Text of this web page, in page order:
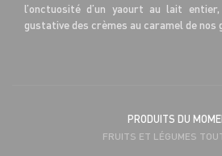
l’onctuosité d’un yaourt au lait
gustative des crèmes au caramel de nos
PRODUITS DU
FRUITS ET LÉGUMES